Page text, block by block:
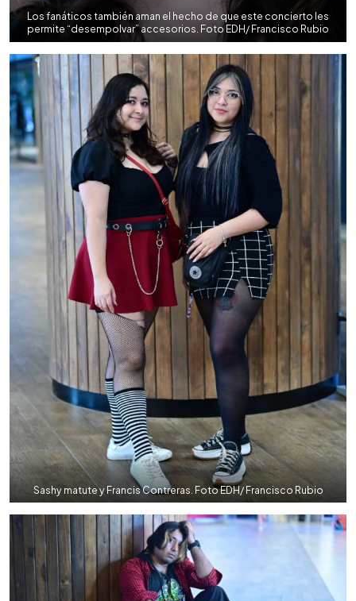
Los fanáticos también aman el hecho de que este concierto les
permite “desempolvar” accesorios. Foto EDH/ Francisco Rubio
Sashy matute y Francis Contreras. Foto EDH/ Francisco Rubio